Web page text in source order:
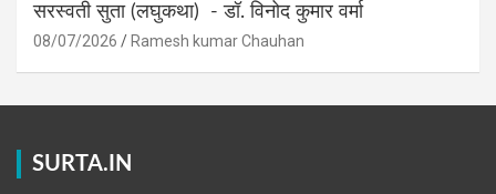
सरस्वती सुता (लघुकथा) ​- डॉ. विनोद कुमार वर्मा
08/07/2026 Ramesh kumar Chauhan
SURTA.IN